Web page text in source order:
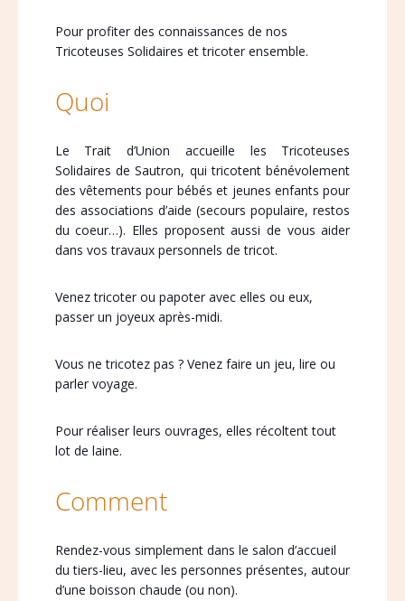
Pour profiter des connaissances de nos
Tricoteuses Solidaires et tricoter ensemble.
Quoi
Le Trait d’Union accueille les Tricoteuses
Solidaires de Sautron, qui tricotent bénévolement
des vêtements pour bébés et jeunes enfants pour
des associations d’aide (secours populaire, restos
du coeur…). Elles proposent aussi de vous aider
dans vos travaux personnels de tricot.
Venez tricoter ou papoter avec elles ou eux,
passer un joyeux après-midi.
Vous ne tricotez pas ? Venez faire un jeu, lire ou
parler voyage.
Pour réaliser leurs ouvrages, elles récoltent tout
lot de laine.
Comment
Rendez-vous simplement dans le salon d’accueil
du tiers-lieu, avec les personnes présentes, autour
d’une boisson chaude (ou non).